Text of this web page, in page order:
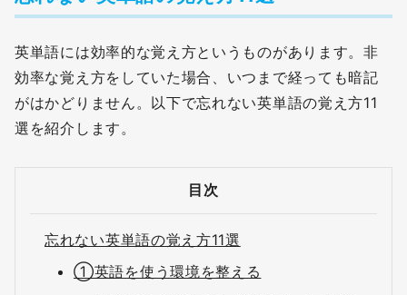
英単語には効率的な覚え方というものがあります。非
効率な覚え方をしていた場合、いつまで経っても暗記
がはかどりません。以下で忘れない英単語の覚え方11
選を紹介します。
目次
忘れない英単語の覚え方11選
①英語を使う環境を整える